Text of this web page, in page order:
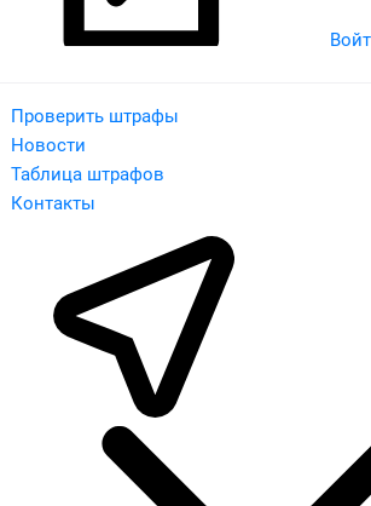
Проверить штрафы
Новости
Таблица штрафов
Контакты